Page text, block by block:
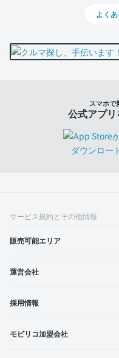
よく
スマホで
公式アプ
サービス規約とその他情報
販売可能エリア
運営会社
採用情報
モビリコ加盟会社